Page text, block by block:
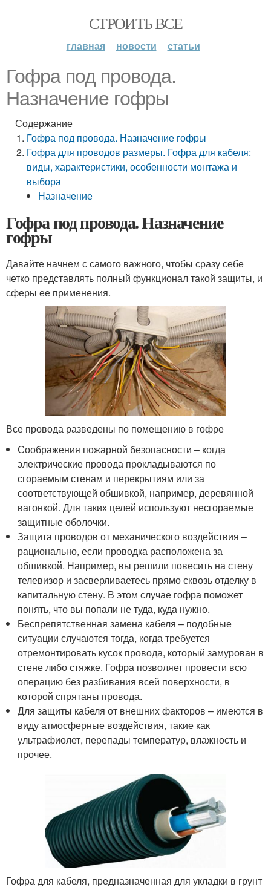
СТРОИТЬ ВСЕ
главная новости статьи
Гофра под провода.
Назначение гофры
Содержание
Гофра под провода. Назначение гофры
Гофра для проводов размеры. Гофра для кабеля:
виды, характеристики, особенности монтажа и
выбора
Назначение
Гофра под провода. Назначение
гофры
Давайте начнем с самого важного, чтобы сразу себе
четко представлять полный функционал такой защиты, и
сферы ее применения.
Все провода разведены по помещению в гофре
Соображения пожарной безопасности – когда
электрические провода прокладываются по
сгораемым стенам и перекрытиям или за
соответствующей обшивкой, например, деревянной
вагонкой. Для таких целей используют несгораемые
защитные оболочки.
Защита проводов от механического воздействия –
рационально, если проводка расположена за
обшивкой. Например, вы решили повесить на стену
телевизор и засверливаетесь прямо сквозь отделку в
капитальную стену. В этом случае гофра поможет
понять, что вы попали не туда, куда нужно.
Беспрепятственная замена кабеля – подобные
ситуации случаются тогда, когда требуется
отремонтировать кусок провода, который замурован в
стене либо стяжке. Гофра позволяет провести всю
операцию без разбивания всей поверхности, в
которой спрятаны провода.
Для защиты кабеля от внешних факторов – имеются в
виду атмосферные воздействия, такие как
ультрафиолет, перепады температур, влажность и
прочее.
Гофра для кабеля, предназначенная для укладки в грунт